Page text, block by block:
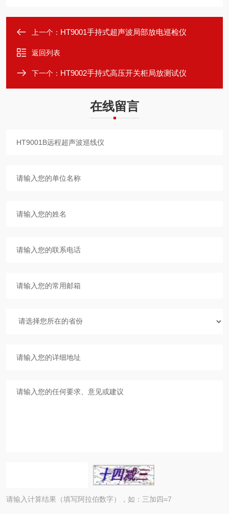
上一个： HT9001手持式超声波局部放电巡检仪
返回列表
下一个： HT9002手持式高压开关柜局放测试仪
在线留言
请输入计算结果（填写阿拉伯数字），如：三加四=7